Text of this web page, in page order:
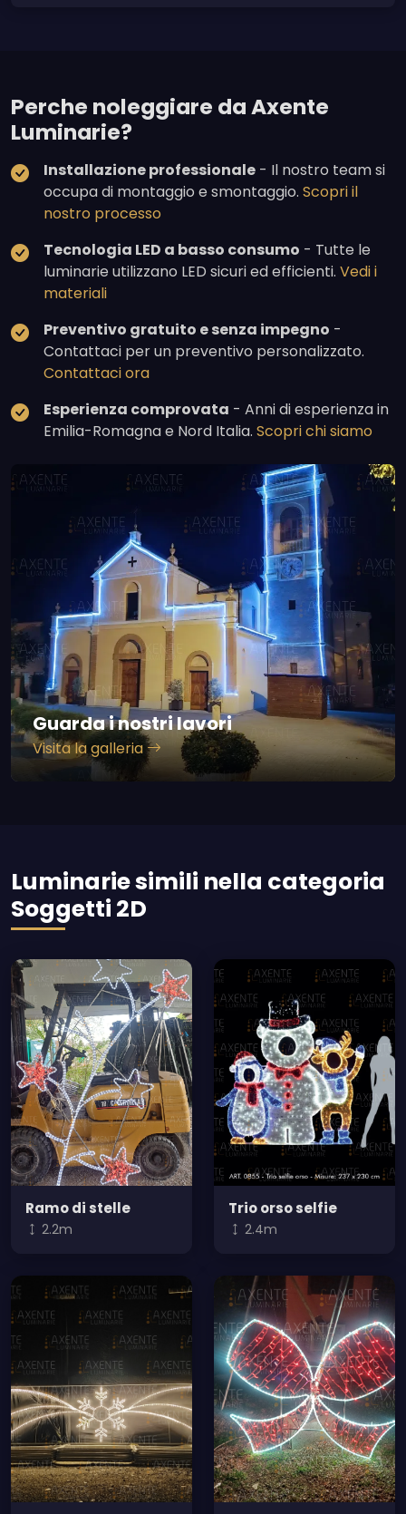
Perche noleggiare da Axente
Luminarie?
Installazione professionale - Il nostro team si
occupa di montaggio e smontaggio. Scopri il
nostro processo
Tecnologia LED a basso consumo - Tutte le
luminarie utilizzano LED sicuri ed efficienti. Vedi i
materiali
Preventivo gratuito e senza impegno -
Contattaci per un preventivo personalizzato.
Contattaci ora
Esperienza comprovata - Anni di esperienza in
Emilia-Romagna e Nord Italia. Scopri chi siamo
Guarda i nostri lavori
Visita la galleria
Luminarie simili nella categoria
Soggetti 2D
Ramo di stelle
2.2m
Trio orso selfie
2.4m